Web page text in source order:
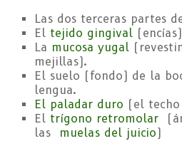
Las dos terceras partes
El tejido gingival
La mucosa yugal
mejillas).
El suelo (fondo) de la
lengua.
El paladar duro (el
El trígono retromolar
las
muelas del juicio)